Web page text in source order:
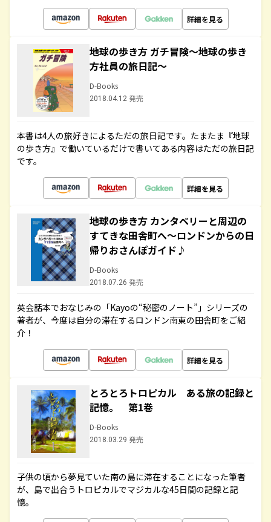
詳細を見る
地球の歩き方 ガチ冒険～地球の歩き
方社員の旅日記～
D-Books
2018.04.12 発売
本書は4人の旅好きによるただの旅日記です。たまたま『地球
の歩き方』で働いているだけで書いてある内容はただの旅日記
です。
詳細を見る
地球の歩き方 カンタベリーと周辺の
すてきな田舎町へ～ロンドンからの日
帰りおさんぽガイド♪
D-Books
2018.07.26 発売
英会話本でおなじみの「Kayoの“秘密のノート”」シリーズの
著者が、今度は自分の滞在するロンドン南東の田舎町をご紹
介！
詳細を見る
とろとろトロピカル ある旅の記録と
記憶。 第1巻
D-Books
2018.03.29 発売
子供の頃から夢見ていた南の島に滞在することになった筆者
が、島で出合うトロピカルでマジカルな45日間の記録と記
憶。